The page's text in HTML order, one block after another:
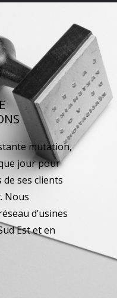
mutation,
jour pour
de ses clients
Nous
d’usines
Est et en